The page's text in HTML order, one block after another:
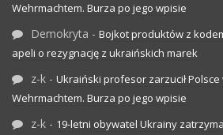
Wehrmachtem. Burza po jego wpisie
Demokryta - Bojkot produktów z
apeli o rezygnację z ukraińskich marek
z-k - Ukraiński profesor zarzucił Polsce
Wehrmachtem. Burza po jego wpisie
z-k - 19-letni obywatel Ukrainy